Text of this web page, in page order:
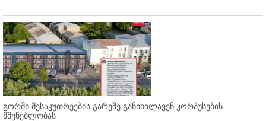
გორში მესაკუთრეების გარეშე განიხილავენ კორპუსების
მშენებლობას